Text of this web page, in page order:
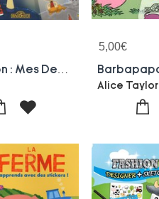
5,00€
Alice Taylor